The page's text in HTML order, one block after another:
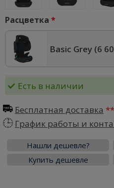
Расцветка
Basic Grey (6
Есть в наличии
Бесплатная доставка
График работы и
Нашли дешевле?
Купить дешевле